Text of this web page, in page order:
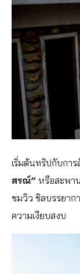
เริ่มต้นทริปกับกา
สรณ์” หรือสะพา
ชมวิว ชิลบรรยาก
ความเงียบสงบ